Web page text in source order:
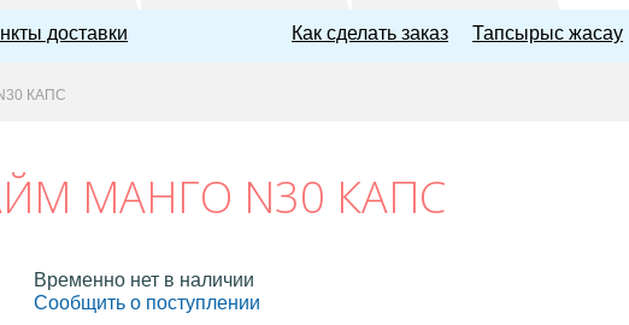
доставки Тапсырыс жасау
Как сделать заказ
КАПС
МАНГО N30 КАПС
Временно нет в наличии
Сообщить о поступлении